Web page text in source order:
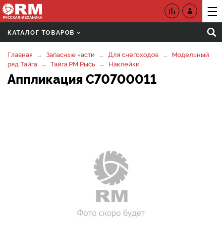
КАТАЛОГ ТОВАРОВ
Главная Запасные части Для снегоходов
Модельный
ряд Тайга
Тайга РМ Рысь Наклейки
Аппликация C70700011